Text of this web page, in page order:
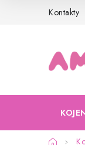
Kontakty
Domů